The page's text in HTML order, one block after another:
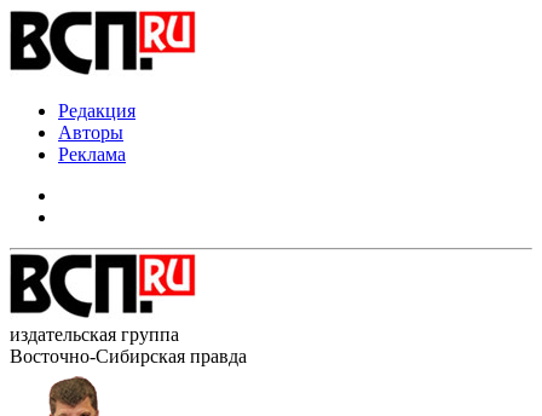
Редакция
Авторы
Реклама
издательская группа
Восточно-Сибирская правда